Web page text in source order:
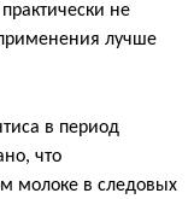
не
лучше
в период
что
молоке в следовых